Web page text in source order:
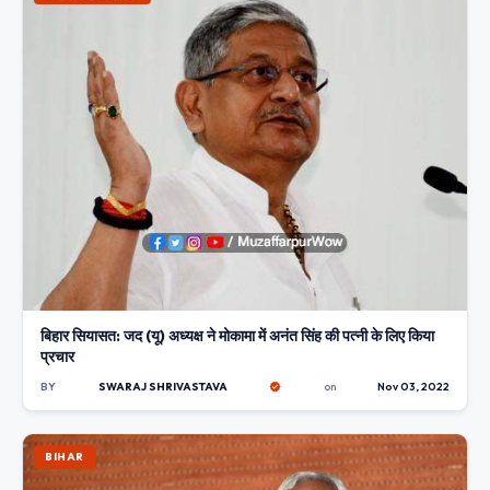
बिहार सियासत: जद (यू) अध्यक्ष ने मोकामा में अनंत सिंह की पत्नी के लिए किया
प्रचार
BY SWARAJ SHRIVASTAVA on Nov 03, 2022
BIHAR